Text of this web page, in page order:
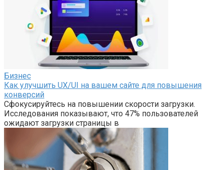
Бизнес
Как улучшить UX/UI на вашем сайте для повышения
конверсий
Сфокусируйтесь на повышении скорости загрузки.
Исследования показывают, что 47% пользователей
ожидают загрузки страницы в